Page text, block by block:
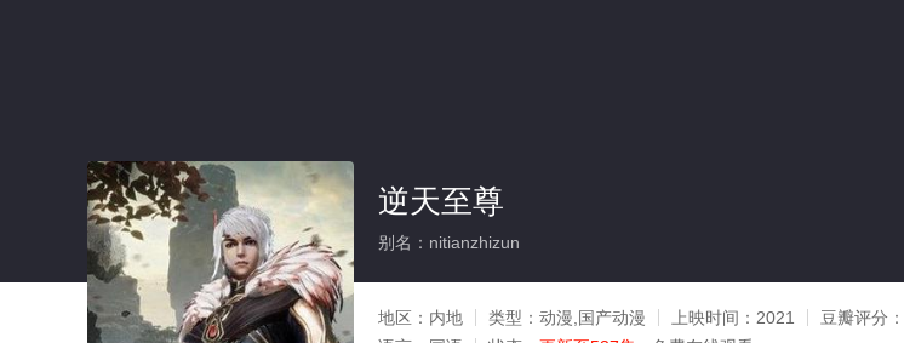
逆天至尊
别名：nitianzhizun
地区： 内地 类型： 动漫,国产动漫 上映时间： 2021 豆瓣评分：